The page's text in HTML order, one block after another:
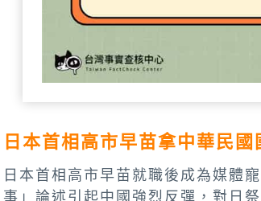
日本首相高市早苗拿中華民國
日本首相高市早苗就職後成為媒體
事」論述引起中國強烈反彈，對日